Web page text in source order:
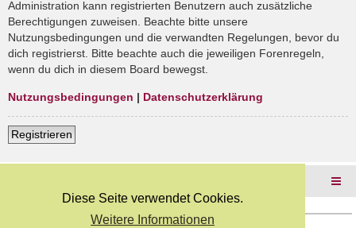
Diese Seite verwendet Cookies.
Weitere Informationen
Administration kann registrierten Benutzern auch zusätzliche
Berechtigungen zuweisen. Beachte bitte unsere
Nutzungsbedingungen und die verwandten Regelungen, bevor du
dich registrierst. Bitte beachte auch die jeweiligen Forenregeln,
wenn du dich in diesem Board bewegst.
Nutzungsbedingungen | Datenschutzerklärung
Registrieren